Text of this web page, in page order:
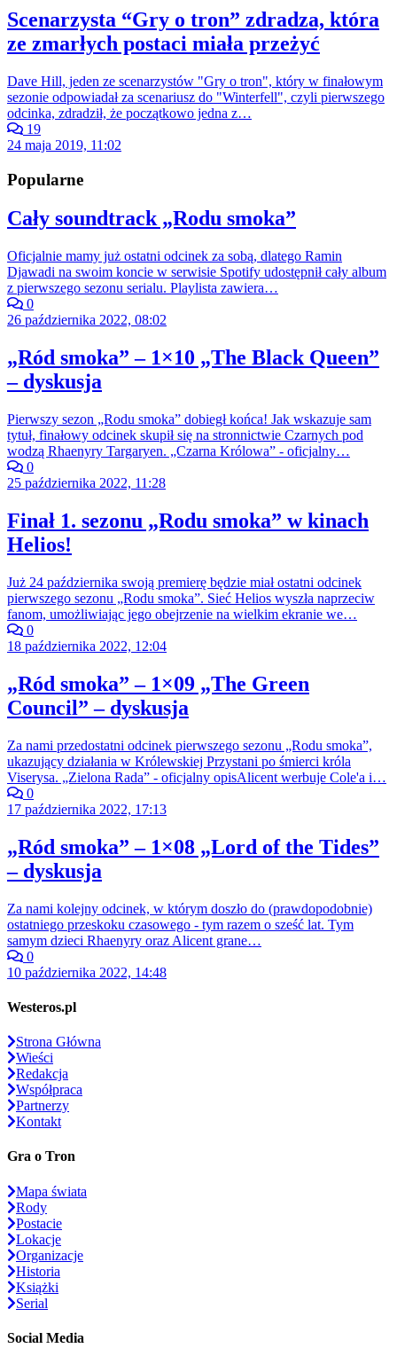
Scenarzysta “Gry o tron” zdradza, która
ze zmarłych postaci miała przeżyć
Dave Hill, jeden ze scenarzystów "Gry o tron", który w finałowym
sezonie odpowiadał za scenariusz do "Winterfell", czyli pierwszego
odcinka, zdradził, że początkowo jedna z…
19
24 maja 2019, 11:02
Popularne
Cały soundtrack „Rodu smoka”
Oficjalnie mamy już ostatni odcinek za sobą, dlatego Ramin
Djawadi na swoim koncie w serwisie Spotify udostępnił cały album
z pierwszego sezonu serialu. Playlista zawiera…
0
26 października 2022, 08:02
„Ród smoka” – 1×10 „The Black Queen”
– dyskusja
Pierwszy sezon „Rodu smoka” dobiegł końca! Jak wskazuje sam
tytuł, finałowy odcinek skupił się na stronnictwie Czarnych pod
wodzą Rhaenyry Targaryen. „Czarna Królowa” - oficjalny…
0
25 października 2022, 11:28
Finał 1. sezonu „Rodu smoka” w kinach
Helios!
Już 24 października swoją premierę będzie miał ostatni odcinek
pierwszego sezonu „Rodu smoka”. Sieć Helios wyszła naprzeciw
fanom, umożliwiając jego obejrzenie na wielkim ekranie we…
0
18 października 2022, 12:04
„Ród smoka” – 1×09 „The Green
Council” – dyskusja
Za nami przedostatni odcinek pierwszego sezonu „Rodu smoka”,
ukazujący działania w Królewskiej Przystani po śmierci króla
Viserysa. „Zielona Rada” - oficjalny opisAlicent werbuje Cole'a i…
0
17 października 2022, 17:13
„Ród smoka” – 1×08 „Lord of the Tides”
– dyskusja
Za nami kolejny odcinek, w którym doszło do (prawdopodobnie)
ostatniego przeskoku czasowego - tym razem o sześć lat. Tym
samym dzieci Rhaenyry oraz Alicent grane…
0
10 października 2022, 14:48
Westeros.pl
Strona Główna
Wieści
Redakcja
Współpraca
Partnerzy
Kontakt
Gra o Tron
Mapa świata
Rody
Postacie
Lokacje
Organizacje
Historia
Książki
Serial
Social Media